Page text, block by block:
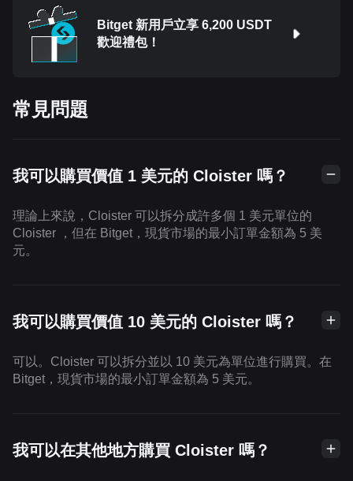
Bitget 新用戶立享 6,200 USDT
歡迎禮包！
常見問題
我可以購買價值 1 美元的 Cloister 嗎？
理論上來說，Cloister 可以拆分成許多個 1 美元單位的
Cloister ，但在 Bitget，現貨市場的最小訂單金額為 5 美
元。
我可以購買價值 10 美元的 Cloister 嗎？
可以。Cloister 可以拆分並以 10 美元為單位進行購買。在
Bitget，現貨市場的最小訂單金額為 5 美元。
我可以在其他地方購買 Cloister 嗎？